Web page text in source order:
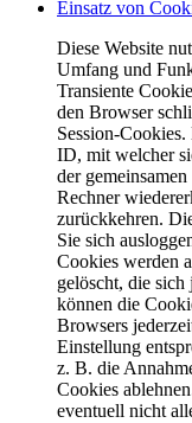
Einsatz von
Diese Website
Umfang und
Transiente
den Browser
Session-Cookies.
ID, mit welcher
der
Rechner
zurückkehren.
Sie sich
Cookies werden
gelöscht, die
können die
Browsers
Einstellung
z. B. die
Cookies
eventuell nicht